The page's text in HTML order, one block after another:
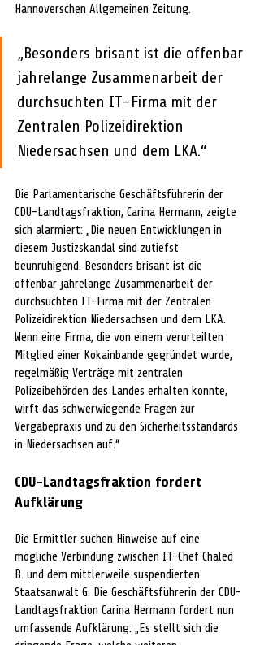
Hannoverschen Allgemeinen Zeitung.
„Besonders brisant ist die offenbar
jahrelange Zusammenarbeit der
durchsuchten IT-Firma mit der
Zentralen Polizeidirektion
Niedersachsen und dem LKA.“
Die Parlamentarische Geschäftsführerin der
CDU-Landtagsfraktion, Carina Hermann, zeigte
sich alarmiert: „Die neuen Entwicklungen in
diesem Justizskandal sind zutiefst
beunruhigend. Besonders brisant ist die
offenbar jahrelange Zusammenarbeit der
durchsuchten IT-Firma mit der Zentralen
Polizeidirektion Niedersachsen und dem LKA.
Wenn eine Firma, die von einem verurteilten
Mitglied einer Kokainbande gegründet wurde,
regelmäßig Verträge mit zentralen
Polizeibehörden des Landes erhalten konnte,
wirft das schwerwiegende Fragen zur
Vergabepraxis und zu den Sicherheitsstandards
in Niedersachsen auf.“
CDU-Landtagsfraktion fordert
Aufklärung
Die Ermittler suchen Hinweise auf eine
mögliche Verbindung zwischen IT-Chef Chaled
B. und dem mittlerweile suspendierten
Staatsanwalt G. Die Geschäftsführerin der CDU-
Landtagsfraktion Carina Hermann fordert nun
umfassende Aufklärung: „Es stellt sich die